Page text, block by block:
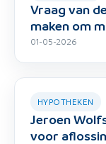
Vraag van
maken om
01-05-2026
HYPOTHEKEN
Jeroen
voor